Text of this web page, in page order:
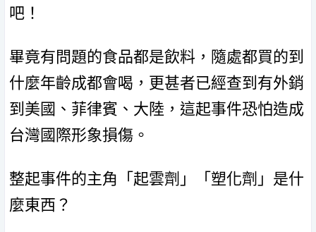
吧！
畢竟有問題的食品都是飲料，隨處都買的到
什麼年齡成都會喝，更甚者已經查到有外銷
到美國、菲律賓、大陸，這起事件恐怕造成
台灣國際形象損傷。
整起事件的主角「起雲劑」「塑化劑」是什
麼東西？